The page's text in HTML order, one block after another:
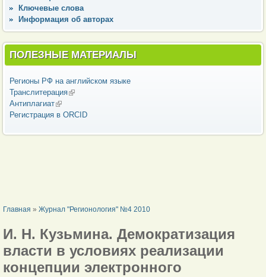
Ключевые слова
Информация об авторах
ПОЛЕЗНЫЕ МАТЕРИАЛЫ
Регионы РФ на английском языке
Транслитерация(внешняя ссылка)
Антиплагиат(внешняя ссылка)
Регистрация в ORCID
ВЫ ЗДЕСЬ
Главная » Журнал "Регионология" №4 2010
И. Н. Кузьмина. Демократизация
власти в условиях реализации
концепции электронного